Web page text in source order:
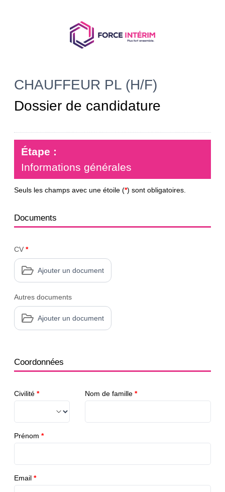
CHAUFFEUR PL (H/F)
Dossier de candidature
Étape :
Informations générales
Seuls les champs avec une étoile (*) sont obligatoires.
Documents
CV *
Ajouter un document
Autres documents
Ajouter un document
Coordonnées
Civilité * Nom de famille *
Prénom *
Email *